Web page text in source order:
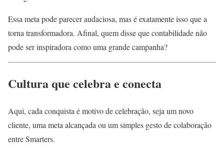
Essa meta pode parecer audaciosa, mas é exatamente isso que a
torna transformadora. Afinal, quem disse que contabilidade não
pode ser inspiradora como uma grande campanha?
Cultura que celebra e conecta
Aqui, cada conquista é motivo de celebração, seja um novo
cliente, uma meta alcançada ou um simples gesto de colaboração
entre Smarters.